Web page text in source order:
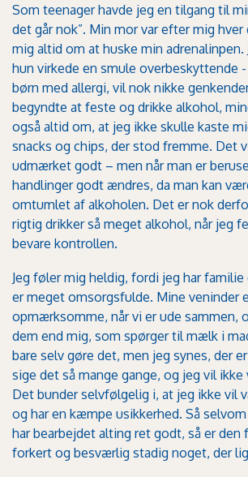
Som teenager havde jeg en tilgang til
det går nok”. Min mor var efter mig hver
mig altid om at huske min adrenalinpen.
hun virkede en smule overbeskyttende
børn med allergi, vil nok nikke
begyndte at feste og drikke alkohol,
også altid om, at jeg ikke skulle kaste
snacks og chips, der stod fremme. Det
udmærket godt – men når man er
handlinger godt ændres, da man kan
omtumlet af alkoholen. Det er nok
rigtig drikker så meget alkohol, når jeg
bevare kontrollen.
Jeg føler mig heldig, fordi jeg har familie
er meget omsorgsfulde. Mine veninder
opmærksomme, når vi er ude sammen,
dem end mig, som spørger til mælk i
bare selv gøre det, men jeg synes, der
sige det så mange gange, og jeg vil
Det bunder selvfølgelig i, at jeg ikke vil
og har en kæmpe usikkerhed. Så
har bearbejdet alting ret godt, så er
forkert og besværlig stadig noget, der